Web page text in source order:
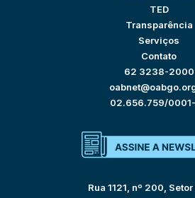
TED
Transparência
Serviços
Contato
62 3238-2000
02.656.759/
Rua 1121, nº 200,